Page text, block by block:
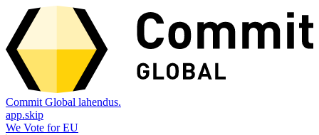
Commit Global lahendus.
app.skip
We Vote for EU